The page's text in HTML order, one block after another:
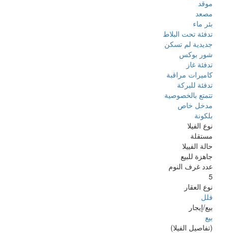
موقد
مصعد
‏بئر ماء ‏
‏تدفئة تحت البلاط ‏
جديدية لم تسكن
شور بوكس
تدفئة غاز
كاميرات مراقبة
تدفئة للبركة
تتمتع بالخصوصية
مدخل خاص
بلكونة
نوع الفيلا
مستقلة
حالة الفييلا
جاهزة للبيع
عدد غرف النوم
5
نوع العقار
فلل
بيع/إيجار
بيع
(تفاصيل الفيلا)